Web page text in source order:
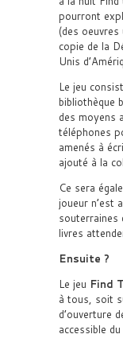
pourront
(des
copie de la
Unis
Le jeu
bibliothèque
des moyens
téléphones
amenés à
ajouté à la
Ce sera
joueur n’est
souterraines
livres
Ensuite ?
Le jeu Find
à tous, soit
d’ouverture
accessible